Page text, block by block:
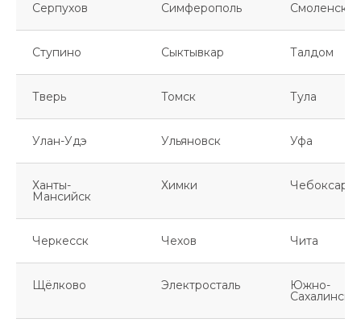
Серпухов Симферополь Смоленск
Ступино Сыктывкар Талдом
Тверь Томск Тула
Улан-Удэ Ульяновск Уфа
Ханты-
Мансийск
Химки Чебоксары
Черкесск Чехов Чита
Щёлково Электросталь Южно-
Сахалинск